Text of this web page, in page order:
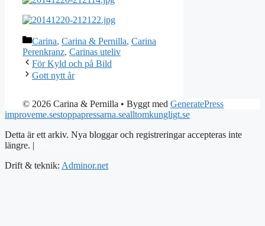
Kategorier
Carina, Carina & Pernilla, Carina
Perenkranz, Carinas uteliv
För Kyld och på Bild
Gott nytt år
© 2026 Carina & Pernilla • Byggt med GeneratePress
improveme.sestoppapressarna.sealltomkungligt.se
Detta är ett arkiv. Nya bloggar och registreringar accepteras inte
längre. |
Drift & teknik: Adminor.net